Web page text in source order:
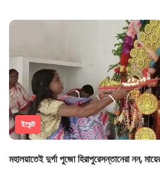
মহালয়াতেই দুর্গা পুজো হিরাপুরেসন্তানেরা নন,
ইভেন্ট